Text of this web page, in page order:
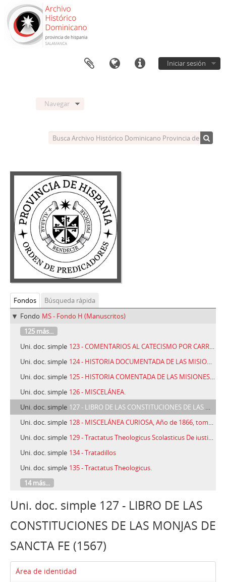
Iniciar sesión
Navegar
Fondos
Búsqueda rápida
Fondo MS - Fondo H (Manuscritos)
125 más...
Uni. doc. simple 123 - COMENTARIOS AL CATECISMO POR CARRANZA.
Uni. doc. simple 124 - HISTORIA DOCUMENTADA DE LAS MISIONES DE CHINA TONKIN ETC.
Uni. doc. simple 125 - HISTORIA COMENTADA DE LAS MISIONES DE CHINA TONKIN ETC.
Uni. doc. simple 126 - MISCELÁNEA.
Uni. doc. simple 127 - LIBRO DE LAS CONSTITUCIONES DE LAS MONJAS DE SANCTA FE (1567)
Uni. doc. simple 128 - MISCELÁNEA CURIOSA, Año de 1866, tomo 1º. Toledo
Uni. doc. simple 129 - Tractatus Theologicus Scolasticus De iustificatione impii iuxta Angelici Doctoris Mentem
Uni. doc. simple 134 - Tratadillos
Uni. doc. simple 135 - Tractatus Theologicus.
14 más...
Uni. doc. simple 127 - LIBRO DE LAS
CONSTITUCIONES DE LAS MONJAS DE
SANCTA FE (1567)
Área de identidad